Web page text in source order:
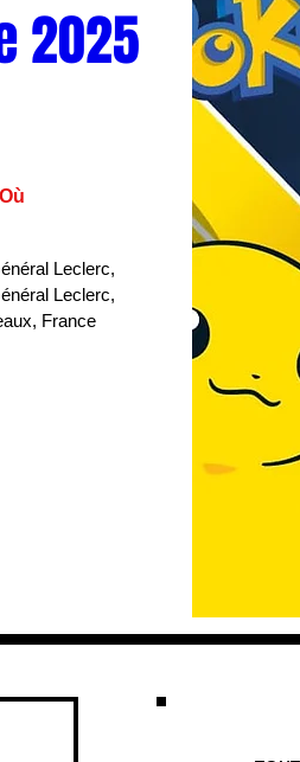
2025
Où
Leclerc,
Leclerc,
France